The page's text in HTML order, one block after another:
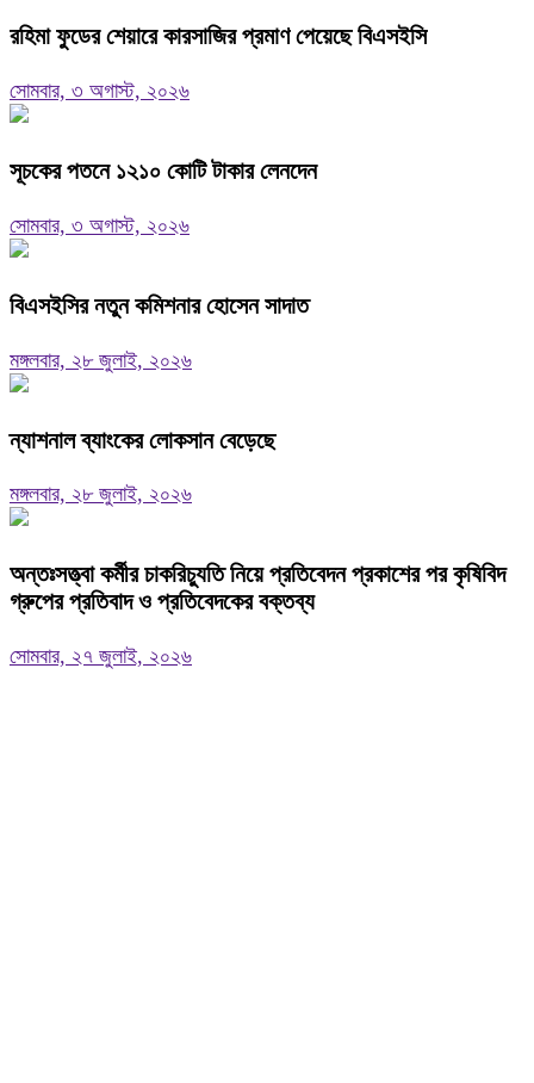
রহিমা ফুডের শেয়ারে কারসাজির প্রমাণ পেয়েছে বিএসইসি
সোমবার, ৩ অগাস্ট, ২০২৬
সূচকের পতনে ১২১০ কোটি টাকার লেনদেন
সোমবার, ৩ অগাস্ট, ২০২৬
বিএসইসির নতুন কমিশনার হোসেন সাদাত
মঙ্গলবার, ২৮ জুলাই, ২০২৬
ন্যাশনাল ব্যাংকের লোকসান বেড়েছে
মঙ্গলবার, ২৮ জুলাই, ২০২৬
অন্তঃসত্ত্বা কর্মীর চাকরিচ্যুতি নিয়ে প্রতিবেদন প্রকাশের পর কৃষিবিদ
গ্রুপের প্রতিবাদ ও প্রতিবেদকের বক্তব্য
সোমবার, ২৭ জুলাই, ২০২৬